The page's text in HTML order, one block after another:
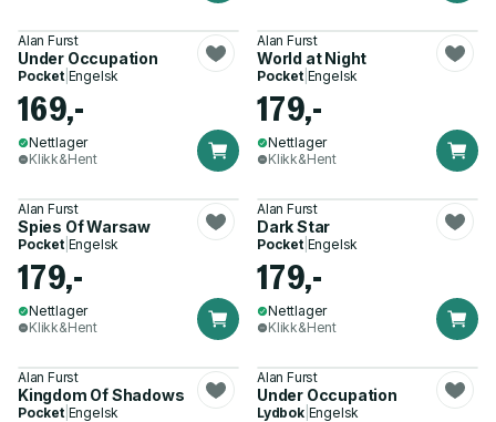
Alan Furst
Under Occupation
Pocket| Engelsk
169,-
Nettlager
Klikk&Hent
Alan Furst
World at Night
Pocket| Engelsk
179,-
Nettlager
Klikk&Hent
Alan Furst
Spies Of Warsaw
Pocket| Engelsk
179,-
Nettlager
Klikk&Hent
Alan Furst
Dark Star
Pocket| Engelsk
179,-
Nettlager
Klikk&Hent
Alan Furst
Kingdom Of Shadows
Pocket| Engelsk
Alan Furst
Under Occupation
Lydbok| Engelsk